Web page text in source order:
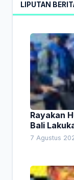
LIPUTAN
Rayakan
Bali
7 Agustus